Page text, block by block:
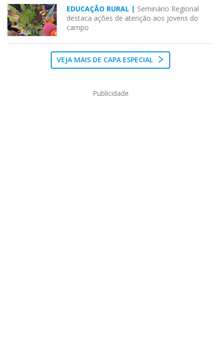
EDUCAÇÃO RURAL | Seminário Regional
destaca ações de atenção aos jovens do
campo
VEJA MAIS DE CAPA ESPECIAL
Publicidade